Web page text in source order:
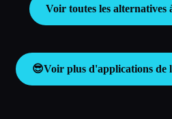
Voir toutes les
😎Voir plus d'applications de